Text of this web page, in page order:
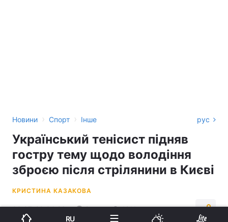
Новини › Спорт › Інше рус
Український тенісист підняв
гостру тему щодо володіння
зброєю після стрілянини в Києві
КРИСТИНА КАЗАКОВА
00:07, 20.04.26 2 хв. 1211
RU